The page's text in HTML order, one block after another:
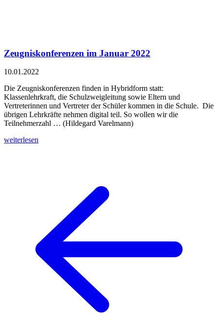
Zeugniskonferenzen im Januar 2022
10.01.2022
Die Zeugniskonferenzen finden in Hybridform statt:
Klassenlehrkraft, die Schulzweigleitung sowie Eltern und
Vertreterinnen und Vertreter der Schüler kommen in die Schule. Die
übrigen Lehrkräfte nehmen digital teil. So wollen wir die
Teilnehmerzahl … (Hildegard Varelmann)
weiterlesen